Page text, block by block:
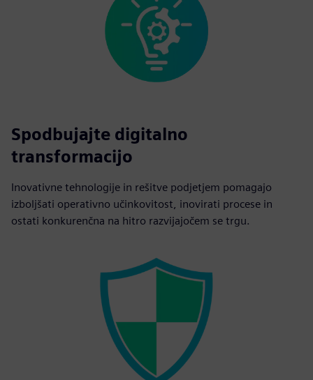
Spodbujajte digitalno
transformacijo
Inovativne tehnologije in rešitve podjetjem pomagajo
izboljšati operativno učinkovitost, inovirati procese in
ostati konkurenčna na hitro razvijajočem se trgu.